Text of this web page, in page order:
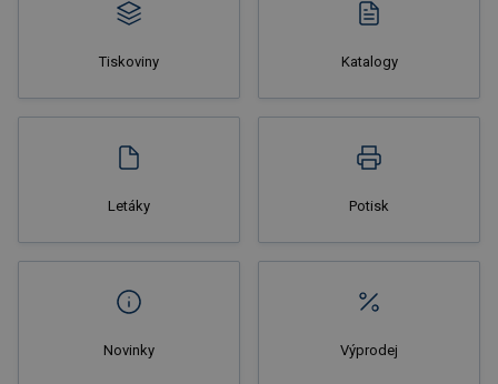
Tiskoviny Katalogy
Letáky Potisk
Novinky Výprodej